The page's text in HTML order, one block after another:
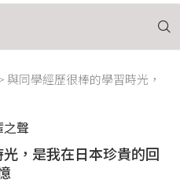
與同學經歷很棒的學習時光，
聲
，是我在日本珍貴的回